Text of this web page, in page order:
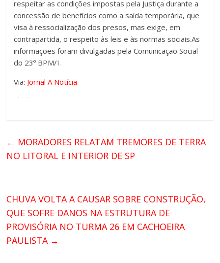
respeitar as condições impostas pela Justiça durante a
concessão de benefícios como a saída temporária, que
visa à ressocialização dos presos, mas exige, em
contrapartida, o respeito às leis e às normas sociais.As
informações foram divulgadas pela Comunicação Social
do 23º BPM/I.
Via: Jornal A Notícia
← MORADORES RELATAM TREMORES DE TERRA
NO LITORAL E INTERIOR DE SP
CHUVA VOLTA A CAUSAR SOBRE CONSTRUÇÃO,
QUE SOFRE DANOS NA ESTRUTURA DE
PROVISÓRIA NO TURMA 26 EM CACHOEIRA
PAULISTA →